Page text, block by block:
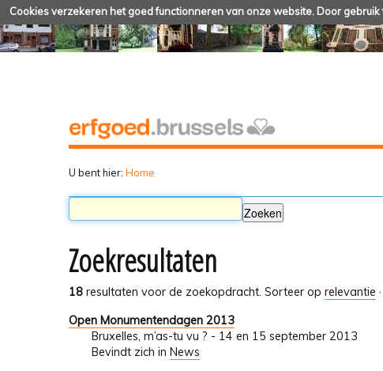
Cookies verzekeren het goed functionneren van onze website. Door
U bent hier: Home
Zoekresultaten
18 resultaten voor de zoekopdracht. Sorteer op relevantie ·
Open Monumentendagen 2013
Bruxelles, m’as-tu vu ? - 14 en 15 september 2013
Bevindt zich in News